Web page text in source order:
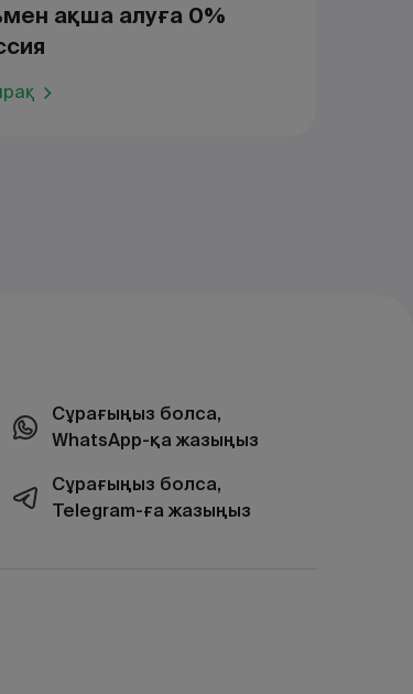
ақша алуға 0%
Сұрағыңыз болса,
WhatsApp-қа жазыңыз
Сұрағыңыз болса,
Telegram-ға жазыңыз